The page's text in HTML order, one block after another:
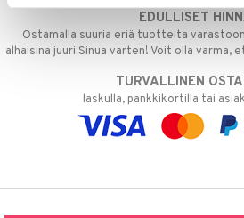
EDULLISET
Ostamalla suuria eriä tuotteita
alhaisina juuri Sinua varten! Voit olla
TURVALLINEN
laskulla, pankkikortilla tai